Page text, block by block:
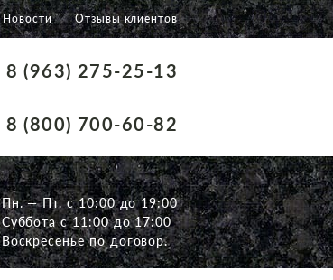
Новости Отзывы клиентов
8 (963) 275-25-13
8 (800) 700-60-82
Пн. — Пт. с 10:00 до 19:00
Суббота с 11:00 до 17:00
Воскресенье по договор.